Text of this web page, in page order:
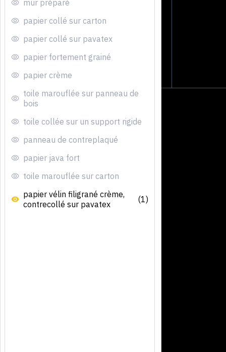
mur préparé
papier collé sur carton
papier collé sur pavatex
papier fortement grainé
papier crème
toile marouflée sur panneau de
bois
toile collée sur un support rigide
panneau de contreplaqué
papier java fort
toile marouflée sur carton
papier vélin filigrané crème,
contrecollé sur pavatex
(1)